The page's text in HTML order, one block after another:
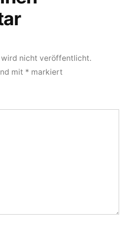
wird nicht veröffentlicht.
mit * markiert